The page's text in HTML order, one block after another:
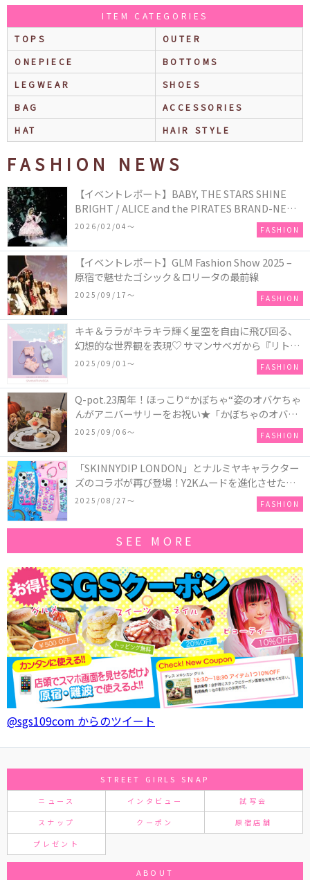
ITEM CATEGORIES
TOPS
OUTER
ONEPIECE
BOTTOMS
LEGWEAR
SHOES
BAG
ACCESSORIES
HAT
HAIR STYLE
FASHION NEWS
【イベントレポート】BABY, THE STARS SHINE
BRIGHT / ALICE and the PIRATES BRAND-NEW
COLLECTION in TOKYO
2026/02/04〜 FASHION
【イベントレポート】GLM Fashion Show 2025 –
原宿で魅せたゴシック＆ロリータの最前線
2025/09/17〜 FASHION
キキ＆ララがキラキラ輝く星空を自由に飛び回る、
幻想的な世界観を表現♡ サマンサベガから『リトル
ツインスターズ』50周年アニバーサリーイヤー』を
2025/09/01〜 FASHION
Q-pot.23周年！ほっこり“かぼちゃ“姿のオバケちゃ
んがアニバーサリーをお祝い★「かぼちゃのオバケ
ーキアクセサリー」が新発売！Q-pot CAFE.では
「かぼちゃのオバケーキプレート」も登場
2025/09/06〜 FASHION
「SKINNYDIP LONDON」とナルミヤキャラクター
ズのコラボが再び登場！Y2Kムードを進化させた新
作コレクションを発売♪
2025/08/27〜 FASHION
SEE MORE
@sgs109com からのツイート
STREET GIRLS SNAP
ニュース インタビュー 試写会
スナップ クーポン 原宿店舗
プレゼント
ABOUT